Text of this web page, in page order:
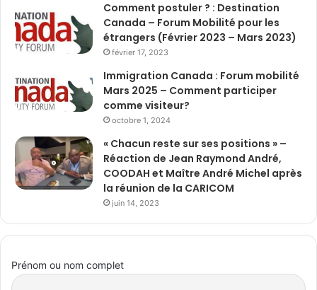
Comment postuler ? : Destination
Canada – Forum Mobilité pour les
étrangers (Février 2023 – Mars 2023)
février 17, 2023
Immigration Canada : Forum mobilité
Mars 2025 – Comment participer
comme visiteur?
octobre 1, 2024
« Chacun reste sur ses positions » –
Réaction de Jean Raymond André,
COODAH et Maître André Michel après
la réunion de la CARICOM
juin 14, 2023
Prénom ou nom complet